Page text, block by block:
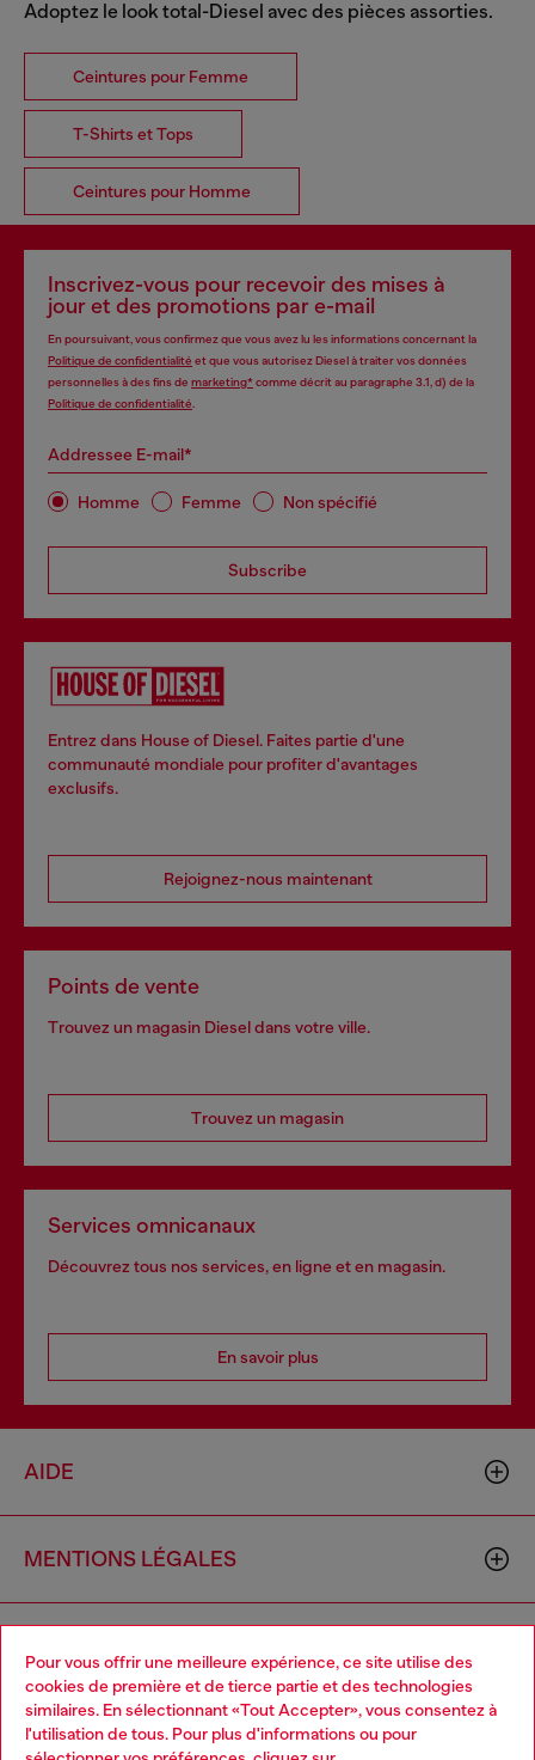
Pour vous offrir une meilleure expérience, ce site utilise des
cookies de première et de tierce partie et des technologies
similaires. En sélectionnant «Tout Accepter», vous consentez à
l'utilisation de tous. Pour plus d'informations ou pour
Adoptez le look total-Diesel avec des pièces assorties.
Ceintures pour Femme
T-Shirts et Tops
Ceintures pour Homme
Inscrivez-vous pour recevoir des mises à
jour et des promotions par e-mail
En poursuivant, vous confirmez que vous avez lu les informations concernant la
Politique de confidentialité et que vous autorisez Diesel à traiter vos données
personnelles à des fins de marketing*comme décrit au paragraphe 3.1, d) de la
Politique de confidentialité.
Addressee E-mail*
Homme Femme Non spécifié
Subscribe
Entrez dans House of Diesel. Faites partie d'une
communauté mondiale pour profiter d'avantages
exclusifs.
Rejoignez-nous maintenant
Points de vente
Trouvez un magasin Diesel dans votre ville.
Trouvez un magasin
Services omnicanaux
Découvrez tous nos services, en ligne et en magasin.
En savoir plus
AIDE
MENTIONS LÉGALES
CORPORATE
Choose your location